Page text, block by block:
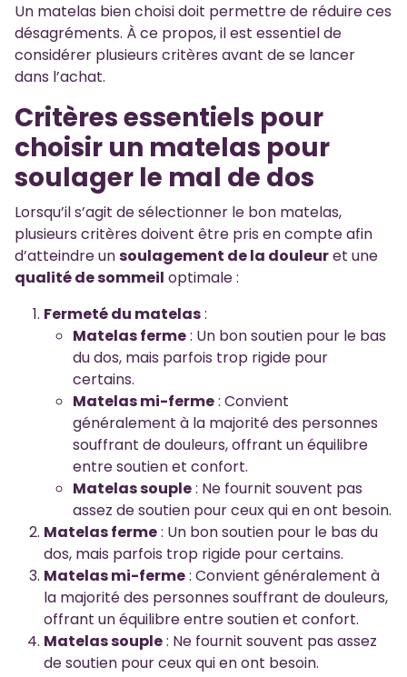
Un matelas bien choisi doit permettre de réduire ces
désagréments. À ce propos, il est essentiel de
considérer plusieurs critères avant de se lancer
dans l’achat.
Critères essentiels pour
choisir un matelas pour
soulager le mal de dos
Lorsqu’il s’agit de sélectionner le bon matelas,
plusieurs critères doivent être pris en compte afin
d’atteindre unsoulagement de la douleuret une
qualité de sommeil optimale :
Fermeté du matelas:
Matelas ferme: Un bon soutien pour le bas
du dos, mais parfois trop rigide pour
certains.
Matelas mi-ferme: Convient
généralement à la majorité des personnes
souffrant de douleurs, offrant un équilibre
entre soutien et confort.
Matelas souple: Ne fournit souvent pas
assez de soutien pour ceux qui en ont besoin.
Matelas ferme: Un bon soutien pour le bas du
dos, mais parfois trop rigide pour certains.
Matelas mi-ferme: Convient généralement à
la majorité des personnes souffrant de douleurs,
offrant un équilibre entre soutien et confort.
Matelas souple: Ne fournit souvent pas assez
de soutien pour ceux qui en ont besoin.